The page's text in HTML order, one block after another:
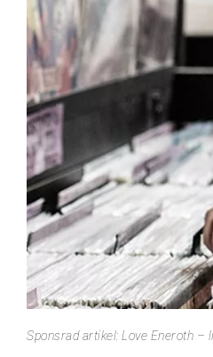
Sponsrad artikel: Love Eneroth –